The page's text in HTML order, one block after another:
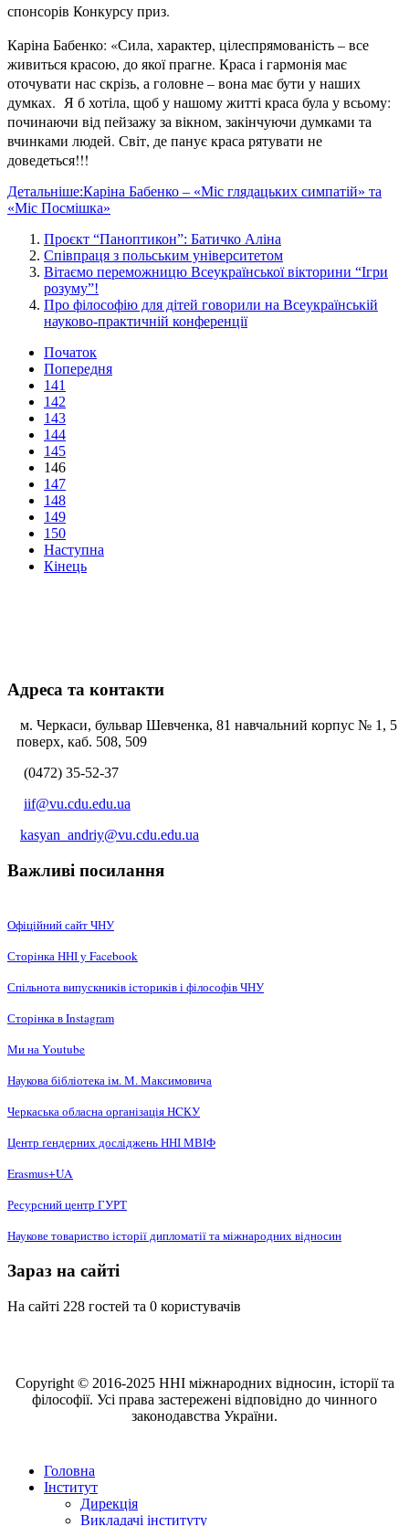
спонсорів Конкурсу приз.
Каріна Бабенко: «Сила, характер, цілеспрямованість – все
живиться красою, до якої прагне. Краса і гармонія має
оточувати нас скрізь, а головне – вона має бути у наших
думках. Я б хотіла, щоб у нашому житті краса була у всьому:
починаючи від пейзажу за вікном, закінчуючи думками та
вчинками людей. Світ, де панує краса рятувати не
доведеться!!!
Детальніше:Каріна Бабенко – «Міс глядацьких симпатій» та
«Міс Посмішка»
Проєкт “Паноптикон”: Батичко Аліна
Співпраця з польським університетом
Вітаємо переможницю Всеукраїнської вікторини “Ігри
розуму”!
Про філософію для дітей говорили на Всеукраїнській
науково-практичній конференції
Початок
Попередня
141
142
143
144
145
146
147
148
149
150
Наступна
Кінець
Адреса та контакти
м. Черкаси, бульвар Шевченка, 81 навчальний корпус № 1, 5
поверх, каб. 508, 509
(0472) 35-52-37
iif@vu.cdu.edu.ua
kasyan_andriy@vu.cdu.edu.ua
Важливі посилання
Офіційний сайт ЧНУ
Сторінка ННІ у Facebook
Спільнота випускників істориків і філософів ЧНУ
Сторінка в Instagram
Ми на Youtube
Наукова бібліотека ім. М. Максимовича
Черкаська обласна організація НCКУ
Центр ґендерних досліджень ННІ МВІФ
Erasmus+UA
Ресурсний центр ГУРТ
Наукове товариство історії дипломатії та міжнародних відносин
Зараз на сайті
На сайті 228 гостей та 0 користувачів
Copyright © 2016-2025 ННІ міжнародних відносин, історії та
філософії. Усі права застережені відповідно до чинного
законодавства України.
Головна
Інститут
Дирекція
Викладачі інституту